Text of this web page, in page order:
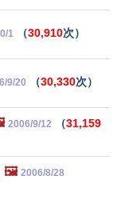
1 （30,910次）
9/20 （30,330次）
2006/9/12 （31,159
🖼️ 2006/8/28